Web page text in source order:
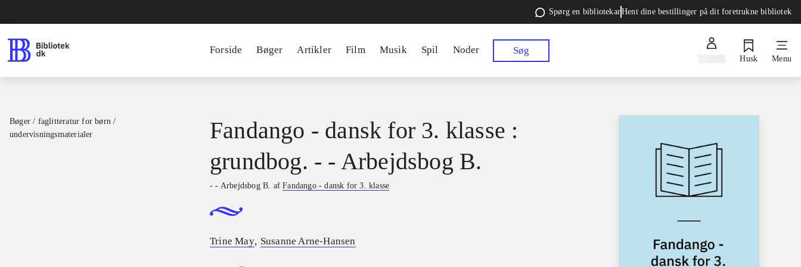
Spørg en bibliotekarHent dine bestillinger på dit foretrukne bibliotek
Forside Bøger Artikler Film Musik Spil Noder Søg
Husk Menu
Bøger / faglitteratur for børn /
undervisningsmaterialer
Fandango - dansk for 3. klasse :
grundbog. - - Arbejdsbog B.
- - Arbejdsbog B. afFandango - dansk for 3. klasse
Trine May, Susanne Arne-Hansen